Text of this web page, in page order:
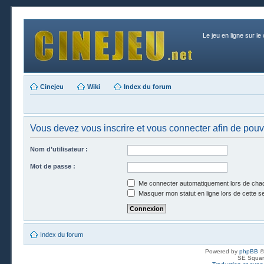
Le jeu en ligne sur le
Cinejeu Wiki Index du forum
Vous devez vous inscrire et vous connecter afin de
Nom d’utilisateur :
Mot de passe :
Me connecter automatiquement lors de
Masquer mon statut en ligne lors de cette
Index du forum
Powered by phpBB
SE